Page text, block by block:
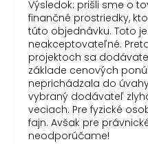
Výsledok: prišli sme o
finančné prostriedky,
túto objednávku. Toto
neakceptovateľné.
projektoch sa
základe cenových
neprichádzala do
vybraný dodávateľ
veciach. Pre fyzické
fajn. Avšak pre
neodporúčame!